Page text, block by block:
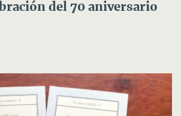
del 70 aniversario